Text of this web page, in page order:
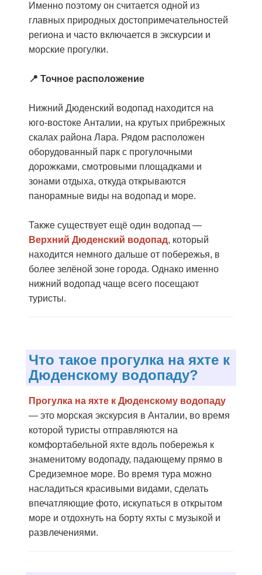
Что такое прогулка на яхте к
Дюденскому водопаду?
Именно поэтому он считается одной из
главных природных достопримечательностей
региона и часто включается в экскурсии и
морские прогулки.
📍 Точное расположение
Нижний Дюденский водопад находится на
юго-востоке Анталии, на крутых прибрежных
скалах района Лара. Рядом расположен
оборудованный парк с прогулочными
дорожками, смотровыми площадками и
зонами отдыха, откуда открываются
панорамные виды на водопад и море.
Также существует ещё один водопад —
Верхний Дюденский водопад, который
находится немного дальше от побережья, в
более зелёной зоне города. Однако именно
нижний водопад чаще всего посещают
туристы.
Прогулка на яхте к Дюденскому водопаду
— это морская экскурсия в Анталии, во время
которой туристы отправляются на
комфортабельной яхте вдоль побережья к
знаменитому водопаду, падающему прямо в
Средиземное море. Во время тура можно
насладиться красивыми видами, сделать
впечатляющие фото, искупаться в открытом
море и отдохнуть на борту яхты с музыкой и
развлечениями.